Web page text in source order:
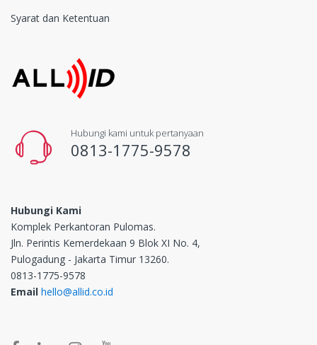
Syarat dan Ketentuan
Hubungi kami untuk pertanyaan
0813-1775-9578
Hubungi Kami
Komplek Perkantoran Pulomas.
Jln. Perintis Kemerdekaan 9 Blok XI No. 4,
Pulogadung - Jakarta Timur 13260.
0813-1775-9578
Email hello@allid.co.id